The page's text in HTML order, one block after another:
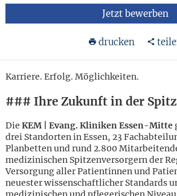
Jetzt bewerben
drucken
Karriere. Erfolg. Möglichkeiten.
### Ihre Zukunft in der
Die KEM | Evang. Kliniken Essen-Mitte
drei Standorten in Essen, 23
Planbetten und rund 2.800
medizinischen Spitzenversorgern der
Versorgung aller Patientinnen und
neuester wissenschaftlicher Standards